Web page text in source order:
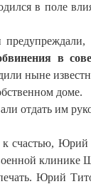
в поле
в
ныне
доме.
отдать им
счастью,
клинике
Юрий